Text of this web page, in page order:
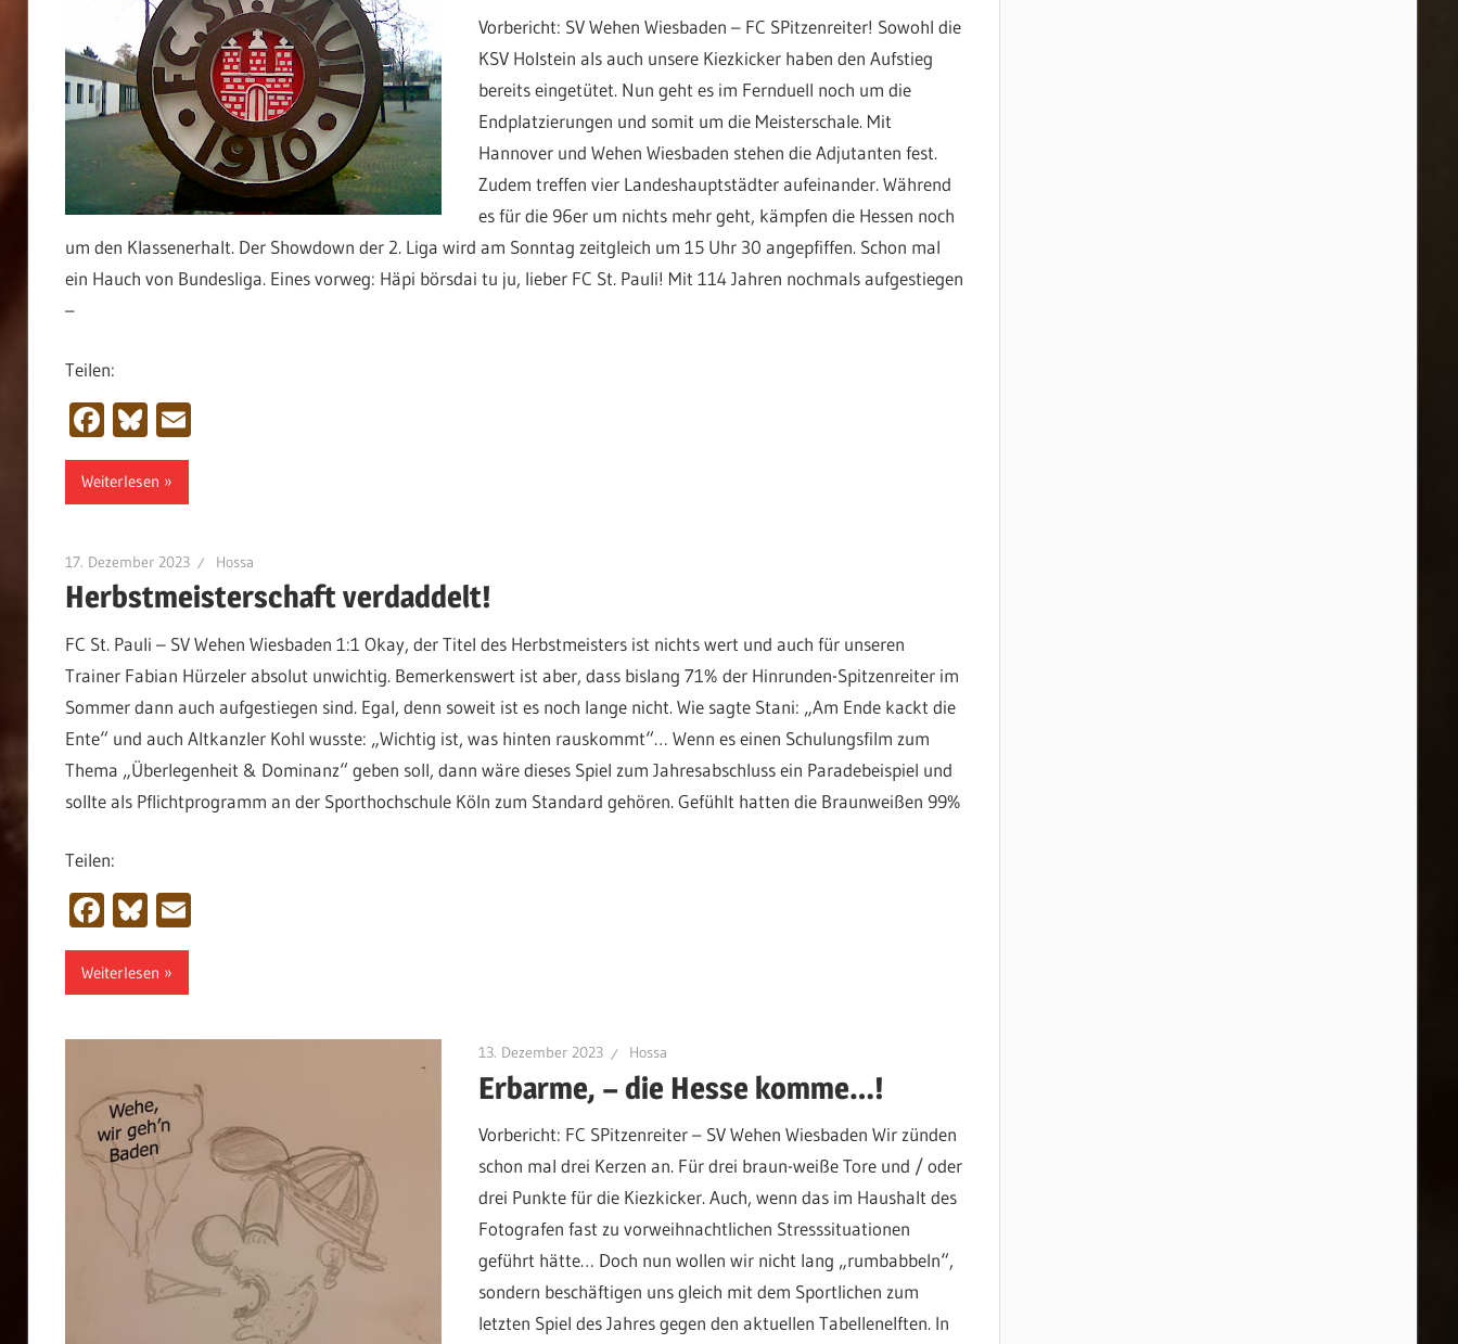
Vorbericht: SV Wehen Wiesbaden – FC SPitzenreiter! Sowohl die
KSV Holstein als auch unsere Kiezkicker haben den Aufstieg
bereits eingetütet. Nun geht es im Fernduell noch um die
Endplatzierungen und somit um die Meisterschale. Mit
Hannover und Wehen Wiesbaden stehen die Adjutanten fest.
Zudem treffen vier Landeshauptstädter aufeinander. Während
es für die 96er um nichts mehr geht, kämpfen die Hessen noch
um den Klassenerhalt. Der Showdown der 2. Liga wird am Sonntag zeitgleich um 15 Uhr 30 angepfiffen. Schon mal
ein Hauch von Bundesliga. Eines vorweg: Häpi börsdai tu ju, lieber FC St. Pauli! Mit 114 Jahren nochmals aufgestiegen
–
Teilen:
Facebook
Bluesky
Email
Weiterlesen
17. Dezember 2023 Hossa
Herbstmeisterschaft verdaddelt!
FC St. Pauli – SV Wehen Wiesbaden 1:1 Okay, der Titel des Herbstmeisters ist nichts wert und auch für unseren
Trainer Fabian Hürzeler absolut unwichtig. Bemerkenswert ist aber, dass bislang 71% der Hinrunden-Spitzenreiter im
Sommer dann auch aufgestiegen sind. Egal, denn soweit ist es noch lange nicht. Wie sagte Stani: „Am Ende kackt die
Ente“ und auch Altkanzler Kohl wusste: „Wichtig ist, was hinten rauskommt“… Wenn es einen Schulungsfilm zum
Thema „Überlegenheit & Dominanz“ geben soll, dann wäre dieses Spiel zum Jahresabschluss ein Paradebeispiel und
sollte als Pflichtprogramm an der Sporthochschule Köln zum Standard gehören. Gefühlt hatten die Braunweißen 99%
Teilen:
Facebook
Bluesky
Email
Weiterlesen
13. Dezember 2023 Hossa
Erbarme, – die Hesse komme…!
Vorbericht: FC SPitzenreiter – SV Wehen Wiesbaden Wir zünden
schon mal drei Kerzen an. Für drei braun-weiße Tore und / oder
drei Punkte für die Kiezkicker. Auch, wenn das im Haushalt des
Fotografen fast zu vorweihnachtlichen Stresssituationen
geführt hätte… Doch nun wollen wir nicht lang „rumbabbeln“,
sondern beschäftigen uns gleich mit dem Sportlichen zum
letzten Spiel des Jahres gegen den aktuellen Tabellenelften. In